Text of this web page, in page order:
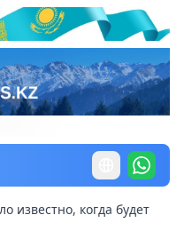
известно, когда будет